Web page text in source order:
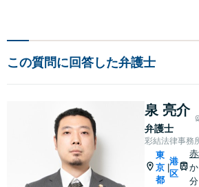
この質問に回答した弁護士
泉 亮介
弁護士
彩結法律事務
東
京
都
港
区
分